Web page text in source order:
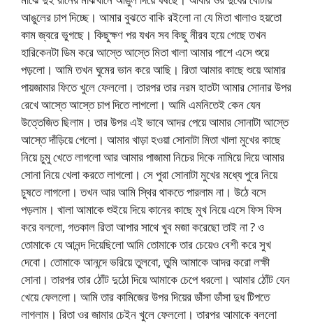
আঙুলের চাপ দিচ্ছে। আমার বুঝতে বাকি রইলো না যে মিতা খালাও হয়তো
কাম জ্বরে ভুগছে। কিছুক্ষণ পর যখন সব কিছু নীরব হয়ে গেছে তখন
হারিকেনটা ডিম করে আস্তে আস্তে মিতা খালা আমার পাশে এসে শুয়ে
পড়লো। আমি তখন ঘুমের ভান করে আছি। রিতা আমার কাছে শুয়ে আমার
পায়জামার ফিতে খুলে ফেললো। তারপর তার নরম হাতটা আমার সোনার উপর
রেখে আস্তে আস্তে চাপ দিতে লাগলো। আমি এমনিতেই কেন যেন
উত্তেজিত ছিলাম। তার উপর এই ভাবে আদর পেয়ে আমার সোনাটা আস্তে
আস্তে দাঁড়িয়ে গেলো। আমার খাড়া হওয়া সোনাটা মিতা খালা মুখের কাছে
নিয়ে চুমু খেতে লাগলো আর আমার পাজামা নিচের দিকে নামিয়ে দিয়ে আমার
সোনা নিয়ে খেলা করতে লাগলো। সে পুরা সোনাটা মুখের মধ্যে পুরে নিয়ে
চুষতে লাগলো। তখন আর আমি স্থির থাকতে পারলাম না। উঠে বসে
পড়লাম। খালা আমাকে শুইয়ে দিয়ে কানের কাছে মুখ নিয়ে এসে ফিস ফিস
করে বললো, গতকাল রিতা আপার সাথে খুব মজা করেছো তাই না ? ও
তোমাকে যে আনন্দ দিয়েছিলো আমি তোমাকে তার চেয়েও বেশী করে সুখ
দেবো। তোমাকে আনন্দে ভরিয়ে তুলবো, তুমি আমাকে আদর করো লক্ষী
সোনা। তারপর তার ঠোঁট দুঠো দিয়ে আমাকে চেপে ধরলো। আমার ঠোঁট যেন
খেয়ে ফেললো। আমি তার কামিজের উপর দিয়ের ডাঁসা ডাঁসা দুধ টিপতে
লাগলাম। রিতা ওর জামার চেইন খুলে ফেললো। তারপর আমাকে বললো